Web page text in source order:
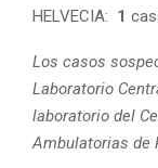
HELVECIA: 1
Los casos
Laboratorio
laboratorio del
Ambulatorias de